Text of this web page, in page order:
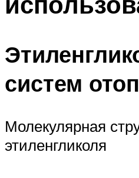
систем
Молекулярная
этиленгликоля